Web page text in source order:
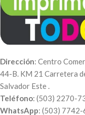
Dirección: Centro
44-B. KM 21 Carretera
Salvador Este .
Teléfono: (503) 2270-
WhatsApp: (503)